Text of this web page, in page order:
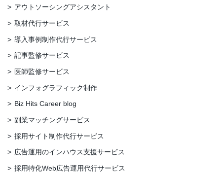
アウトソーシングアシスタント
取材代行サービス
導入事例制作代行サービス
記事監修サービス
医師監修サービス
インフォグラフィック制作
Biz Hits Career blog
副業マッチングサービス
採用サイト制作代行サービス
広告運用のインハウス支援サービス
採用特化Web広告運用代行サービス